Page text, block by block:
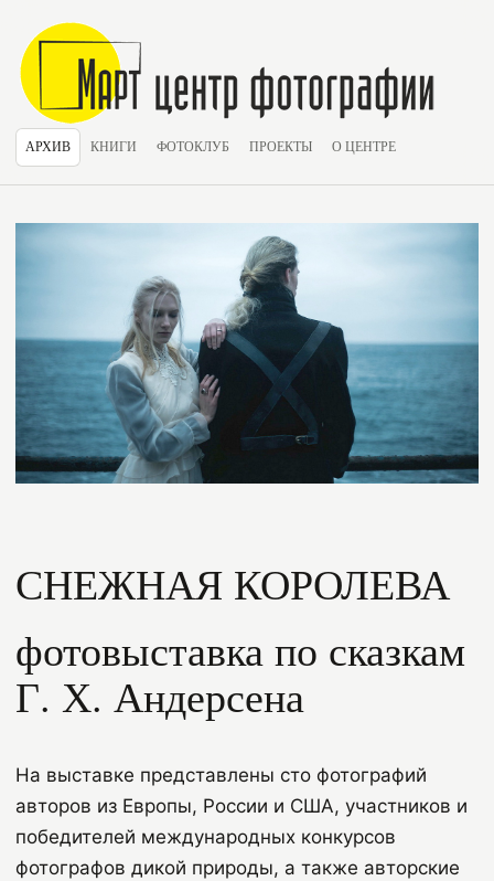
АРХИВ КНИГИ ФОТОКЛУБ ПРОЕКТЫ О ЦЕНТРЕ
СНЕЖНАЯ КОРОЛЕВА
фотовыставка по сказкам
Г. Х. Андерсена
На выставке представлены сто фотографий
авторов из Европы, России и США, участников и
победителей международных конкурсов
фотографов дикой природы, а также авторские